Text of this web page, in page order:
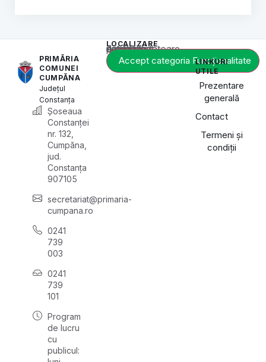
PRIMĂRIA
COMUNEI
CUMPĂNA
Județul
Constanța
Șoseaua
Constanței
nr. 132,
Cumpăna,
jud.
Constanța
907105
secretariat@primaria-
cumpana.ro
0241
739
003
0241
739
101
Program
de lucru
cu
publicul:
LOCALIZARE
Acest conținut este blocat până când acceptați categoria corespunzătoare de cookie-uri.
Accept categoria Funcționalitate
LINKURI
UTILE
Prezentare
generală
Contact
Termeni și
condiții